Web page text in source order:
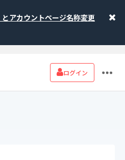
アカウントページ名称変更
ログイン